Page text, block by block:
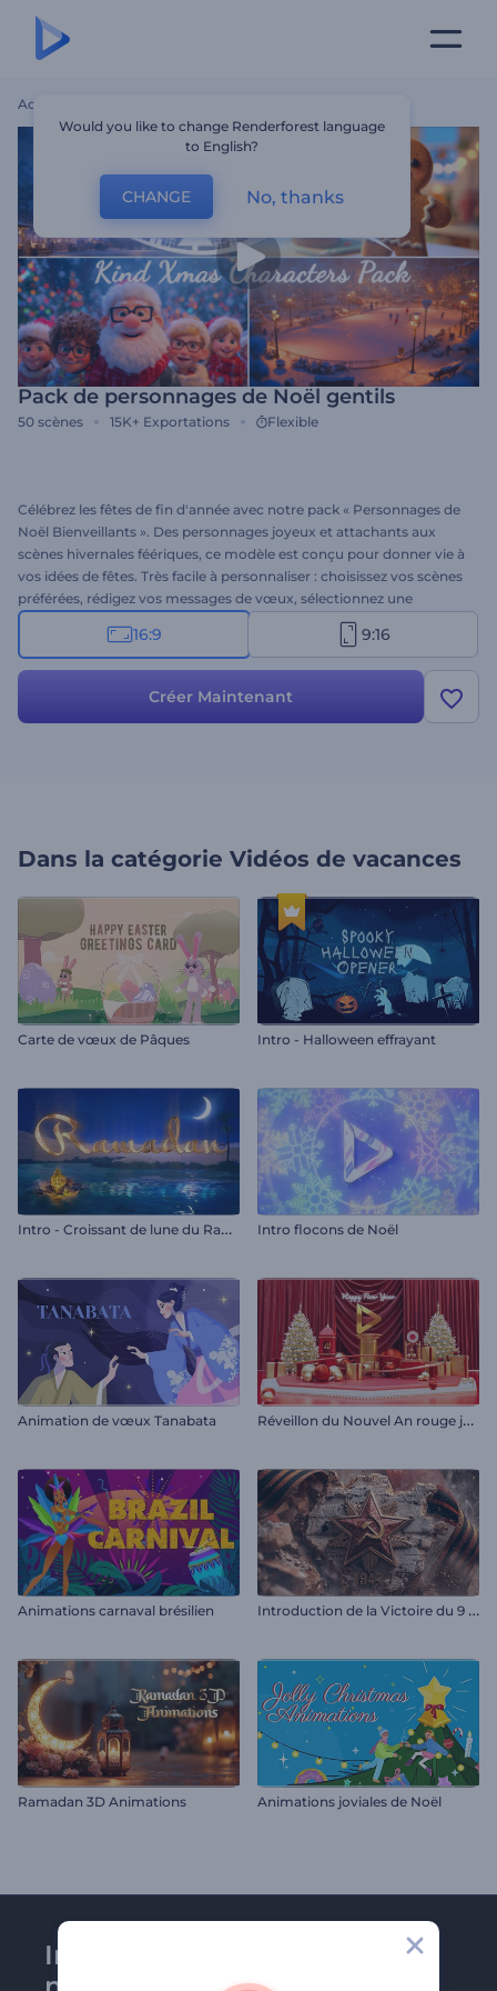
Accueil
Pack de personnages de Noël gentils
50 scènes 15K+ Exportations Flexible
Célébrez les fêtes de fin d'année avec notre pack « Personnages de
Noël Bienveillants ». Des personnages joyeux et attachants aux
scènes hivernales féériques, ce modèle est conçu pour donner vie à
vos idées de fêtes. Très facile à personnaliser : choisissez vos scènes
préférées, rédigez vos messages de vœux, sélectionnez une
musique de fond et importez ou enregistrez votre voix off. Idéal
pour les vidéos de vœux, les invitations à des événements de fin
encore. Essayez-le dès maintenant !
16:9 9:16
Créer Maintenant
Dans la catégorie Vidéos de vacances
Carte de vœux de Pâques Intro - Halloween effrayant
I
ntro - Croissant de lune du Ramadan Intro flocons de Noël
Animation de vœux Tanabata R
éveillon du Nouvel An rouge jovial
Animations carnaval brésilien I
ntroduction de la Victoire du 9 Mai
Ramadan 3D Animations Animations joviales de Noël
Inscrivez-vous à la
Would you like to change Renderforest language
to English?
CHANGE No, thanks